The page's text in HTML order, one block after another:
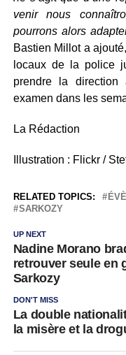
venir nous
pourrons alors
Bastien Millot a
locaux de la police
prendre la
examen dans les
La Rédaction
Illustration : Flickr /
RELATED TOPICS:
SARKOZY
UP NEXT
Nadine Morano
retrouver seule en
Sarkozy
DON'T MISS
La double
la misère et la